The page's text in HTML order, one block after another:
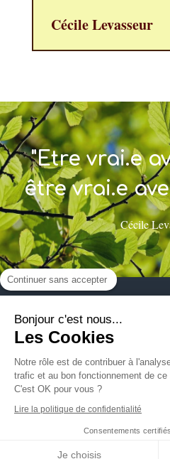
Cécile Levasseur
"Etre vrai.e
être vrai.e
Cécile
Plan du
©2026 - Bastien
Liberté -
Continuer sans accepter
Bonjour c'est nous...
Les Cookies
Notre rôle est de contribuer à
trafic et au bon fonctionnement de ce
C'est OK pour vous ?
Lire la politique de confidentialité
Consentements
Je choisis